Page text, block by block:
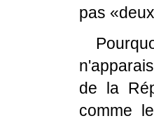
pas
de la
comme